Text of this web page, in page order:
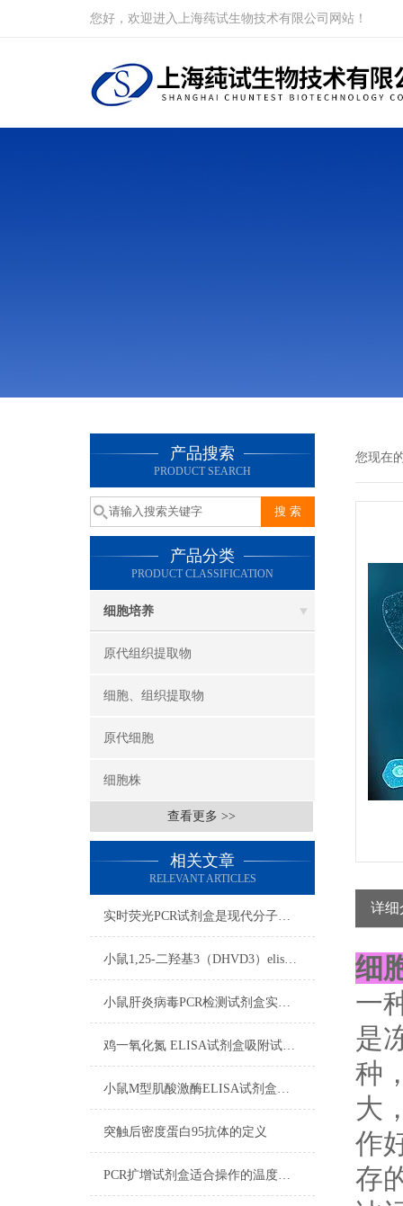
您好，欢迎进入上海莼试生物技术有限公司网站！
产品搜索
PRODUCT SEARCH
产品分类
PRODUCT CLASSIFICATION
细胞培养
原代组织提取物
细胞、组织提取物
原代细胞
细胞株
查看更多 >>
相关文章
RELEVANT ARTICLES
实时荧光PCR试剂盒是现代分子生物学领域中的重要工具
小鼠1,25-二羟基3（DHVD3）elisa试剂盒注意事项
小鼠肝炎病毒PCR检测试剂盒实验注意事项
鸡一氧化氮 ELISA试剂盒吸附试验影响标本注意事项
小鼠M型肌酸激酶ELISA试剂盒操作步骤
突触后密度蛋白95抗体的定义
PCR扩增试剂盒适合操作的温度范围
您现在
详细
细
一
是
种
大
作
存